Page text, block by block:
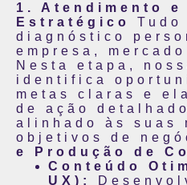
1. Atendimento e
Estratégico
Tudo
diagnóstico
empresa,
Nesta etapa,
identifica
metas claras e
de ação
alinhado às suas
objetivos de
e Produção de
Conteúdo
UX):